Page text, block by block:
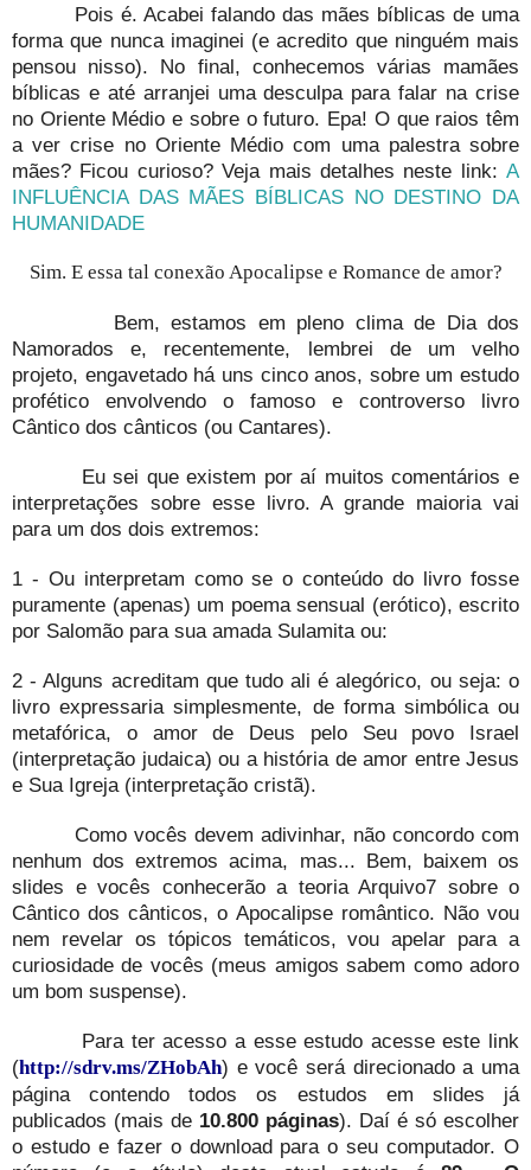
Pois é. Acabei falando das mães bíblicas de uma
forma que nunca imaginei (e acredito que ninguém mais
pensou nisso). No final, conhecemos várias mamães
bíblicas e até arranjei uma desculpa para falar na crise
no Oriente Médio e sobre o futuro. Epa! O que raios têm
a ver crise no Oriente Médio com uma palestra sobre
mães? Ficou curioso? Veja mais detalhes neste link: A
INFLUÊNCIA DAS MÃES BÍBLICAS NO DESTINO DA
HUMANIDADE
Sim. E essa tal conexão Apocalipse e Romance de amor?
Bem, estamos em pleno clima de Dia dos
Namorados e, recentemente, lembrei de um velho
projeto, engavetado há uns cinco anos, sobre um estudo
profético envolvendo o famoso e controverso livro
Cântico dos cânticos (ou Cantares).
Eu sei que existem por aí muitos comentários e
interpretações sobre esse livro. A grande maioria vai
para um dos dois extremos:
1 - Ou interpretam como se o conteúdo do livro fosse
puramente (apenas) um poema sensual (erótico), escrito
por Salomão para sua amada Sulamita ou:
2 - Alguns acreditam que tudo ali é alegórico, ou seja: o
livro expressaria simplesmente, de forma simbólica ou
metafórica, o amor de Deus pelo Seu povo Israel
(interpretação judaica) ou a história de amor entre Jesus
e Sua Igreja (interpretação cristã).
Como vocês devem adivinhar, não concordo com
nenhum dos extremos acima, mas... Bem, baixem os
slides e vocês conhecerão a teoria Arquivo7 sobre o
Cântico dos cânticos, o Apocalipse romântico. Não vou
nem revelar os tópicos temáticos, vou apelar para a
curiosidade de vocês (meus amigos sabem como adoro
um bom suspense).
Para ter acesso a esse estudo acesse este link
(http://sdrv.ms/ZHobAh) e você será direcionado a uma
página contendo todos os estudos em slides já
publicados (mais de 10.800 páginas). Daí é só escolher
o estudo e fazer o download para o seu computador. O